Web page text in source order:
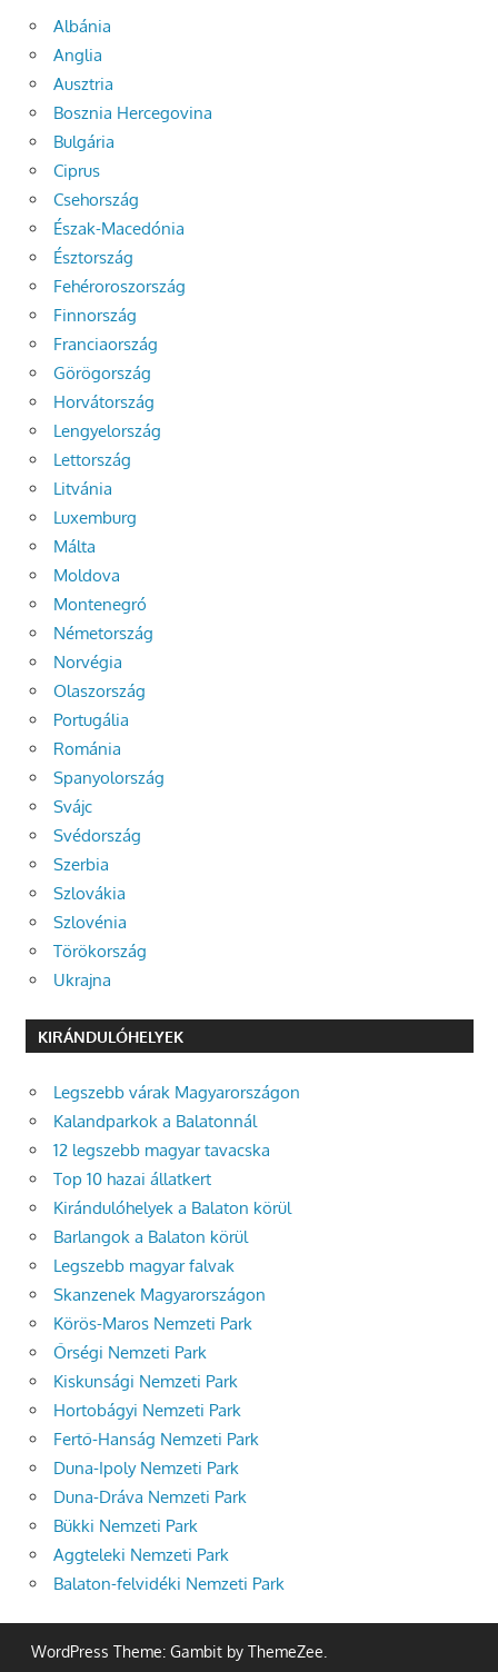
Albánia
Anglia
Ausztria
Bosznia Hercegovina
Bulgária
Ciprus
Csehország
Észak-Macedónia
Észtország
Fehéroroszország
Finnország
Franciaország
Görögország
Horvátország
Lengyelország
Lettország
Litvánia
Luxemburg
Málta
Moldova
Montenegró
Németország
Norvégia
Olaszország
Portugália
Románia
Spanyolország
Svájc
Svédország
Szerbia
Szlovákia
Szlovénia
Törökország
Ukrajna
KIRÁNDULÓHELYEK
Legszebb várak Magyarországon
Kalandparkok a Balatonnál
12 legszebb magyar tavacska
Top 10 hazai állatkert
Kirándulóhelyek a Balaton körül
Barlangok a Balaton körül
Legszebb magyar falvak
Skanzenek Magyarországon
Körös-Maros Nemzeti Park
Őrségi Nemzeti Park
Kiskunsági Nemzeti Park
Hortobágyi Nemzeti Park
Fertő-Hanság Nemzeti Park
Duna-Ipoly Nemzeti Park
Duna-Dráva Nemzeti Park
Bükki Nemzeti Park
Aggteleki Nemzeti Park
Balaton-felvidéki Nemzeti Park
WordPress Theme: Gambit by ThemeZee.